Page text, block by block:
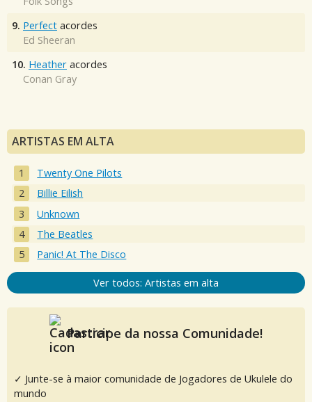
9. Perfect acordes
Ed Sheeran
10. Heather acordes
Conan Gray
ARTISTAS EM ALTA
Twenty One Pilots
Billie Eilish
Unknown
The Beatles
Panic! At The Disco
Ver todos: Artistas em alta
Participe da nossa Comunidade!
✓ Junte-se à maior comunidade de Jogadores de Ukulele do
mundo